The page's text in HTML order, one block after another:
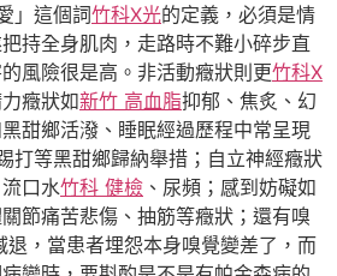
」這個詞竹科X光的定義，必須是情
持全身肌肉，走路時不難小碎步直
風險很是高。非活動癥狀則更竹科X
癥狀如新竹 高血脂抑郁、焦炙、幻
甜鄉活潑、睡眠經過歷程中常呈現
打等黑甜鄉歸納舉措；自立神經癥狀
口水竹科 健檢 、尿頻；感到妨礙如
節痛苦悲傷、抽筋等癥狀；還有嗅
退，當患者埋怨本身嗅覺變差了，而